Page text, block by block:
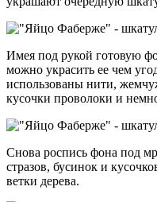
Имея под рукой готовую
можно украсить ее чем
использованы нити,
кусочки проволоки и
Снова роспись фона под
стразов, бусинок и
ветки дерева.